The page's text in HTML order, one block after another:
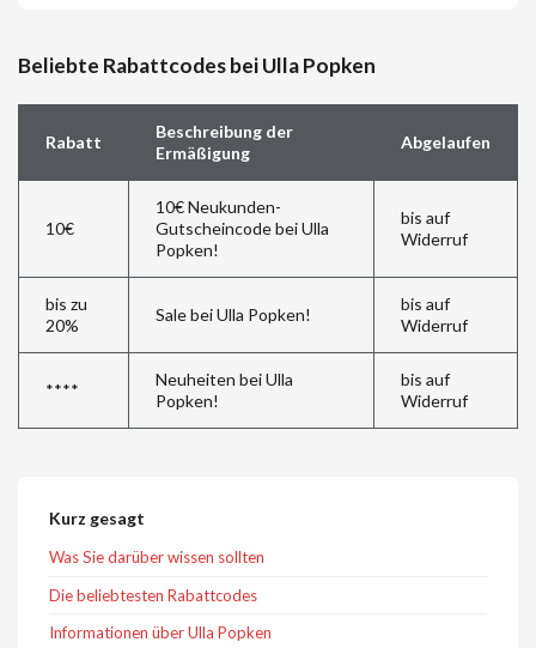
Beliebte Rabattcodes bei Ulla Popken
Rabatt
Beschreibung der
Ermäßigung
Abgelaufen
10€
10€ Neukunden-
Gutscheincode bei Ulla
Popken!
bis auf
Widerruf
bis zu
20%
Sale bei Ulla Popken!
bis auf
Widerruf
****
Neuheiten bei Ulla
Popken!
bis auf
Widerruf
Kurz gesagt
Was Sie darüber wissen sollten
Die beliebtesten Rabattcodes
Informationen über Ulla Popken